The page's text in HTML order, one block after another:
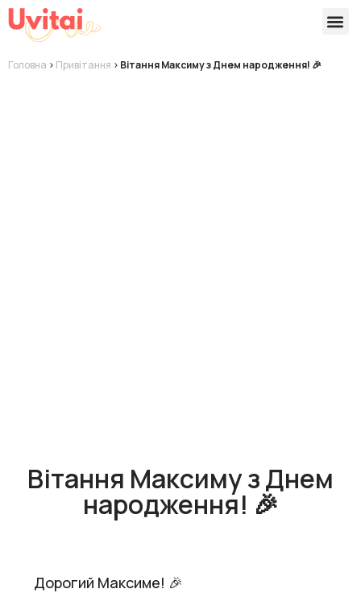
Головна > Привітання > Вітання Максиму з Днем народження! 🎉
Вітання Максиму з Днем
народження! 🎉
Дорогий Максиме! 🎉